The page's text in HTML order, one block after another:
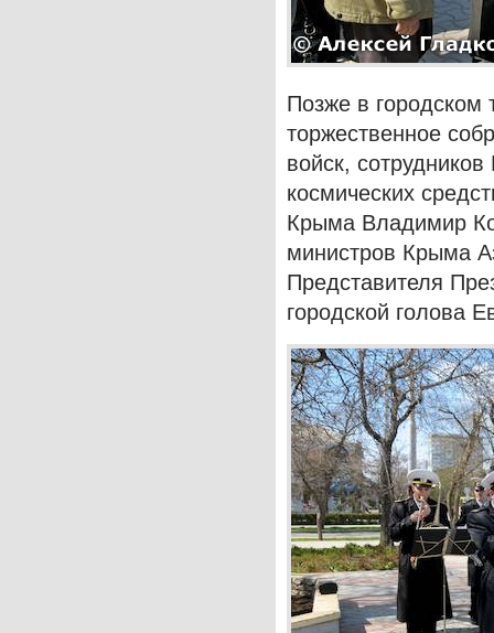
Позже в городском
торжественное
войск,
космических
Крыма Владимир
министров Крыма
Представителя
городской голова